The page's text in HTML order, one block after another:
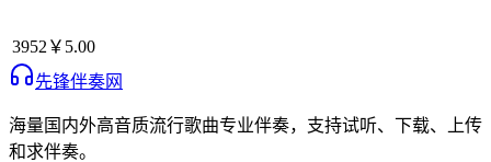
3952 ￥5.00
先锋伴奏网
海量国内外高音质流行歌曲专业伴奏，支持试听、下载、上传
和求伴奏。